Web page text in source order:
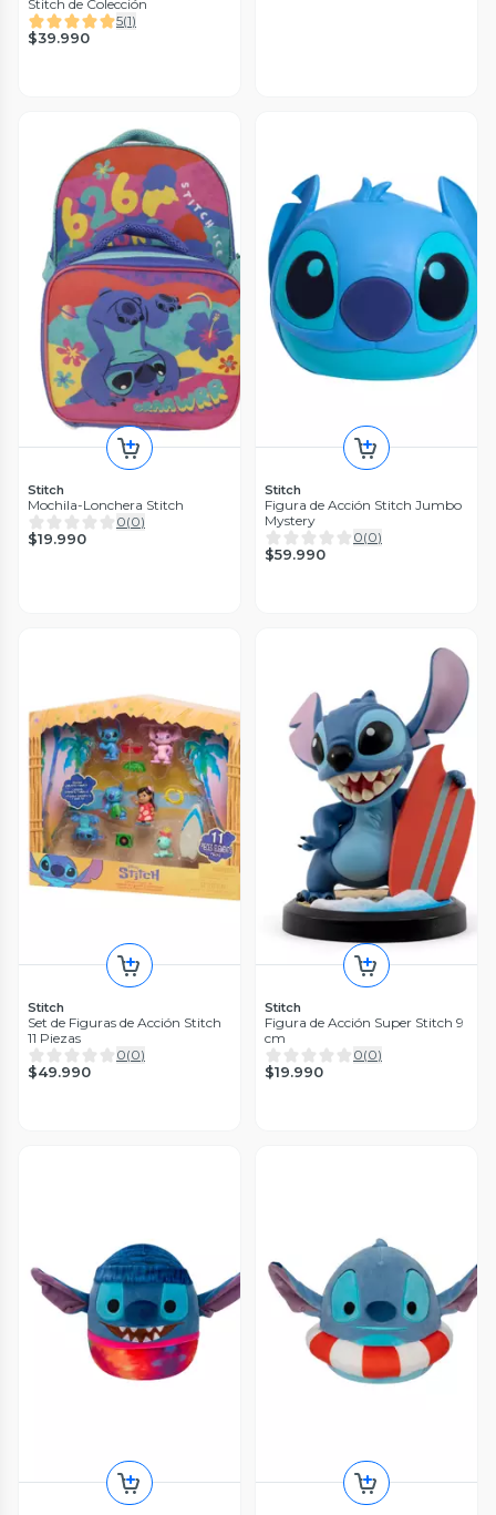
Stitch de Colección
5(1)
$39.990
Stitch
Mochila-Lonchera Stitch
0(0)
$19.990
Stitch
Figura de Acción Stitch Jumbo
Mystery
0(0)
$59.990
Stitch
Set de Figuras de Acción Stitch
11 Piezas
0(0)
$49.990
Stitch
Figura de Acción Super Stitch 9
cm
0(0)
$19.990